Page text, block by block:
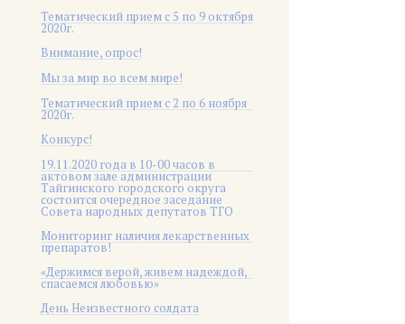
Тематический прием с 5 по 9 октября
2020г.
Внимание, опрос!
Мы за мир во всем мире!
Тематический прием с 2 по 6 ноября
2020г.
Конкурс!
19.11.2020 года в 10-00 часов в
актовом зале администрации
Тайгинского городского округа
состоится очередное заседание
Совета народных депутатов ТГО
Мониторинг наличия лекарственных
препаратов!
«Держимся верой, живем надеждой,
спасаемся любовью»
День Неизвестного солдата